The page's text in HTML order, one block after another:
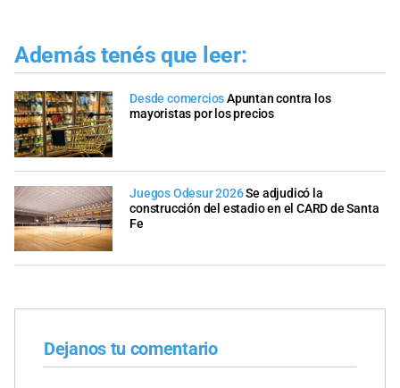
Además tenés que leer:
Desde comerciosApuntan contra los
mayoristas por los precios
Juegos Odesur 2026Se adjudicó la
construcción del estadio en el CARD de Santa
Fe
Dejanos tu comentario